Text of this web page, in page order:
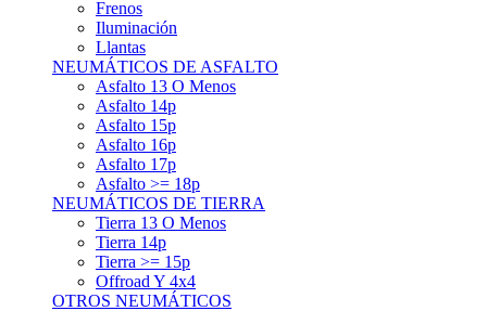
Frenos
Iluminación
Llantas
NEUMÁTICOS DE ASFALTO
Asfalto 13 O Menos
Asfalto 14p
Asfalto 15p
Asfalto 16p
Asfalto 17p
Asfalto >= 18p
NEUMÁTICOS DE TIERRA
Tierra 13 O Menos
Tierra 14p
Tierra >= 15p
Offroad Y 4x4
OTROS NEUMÁTICOS